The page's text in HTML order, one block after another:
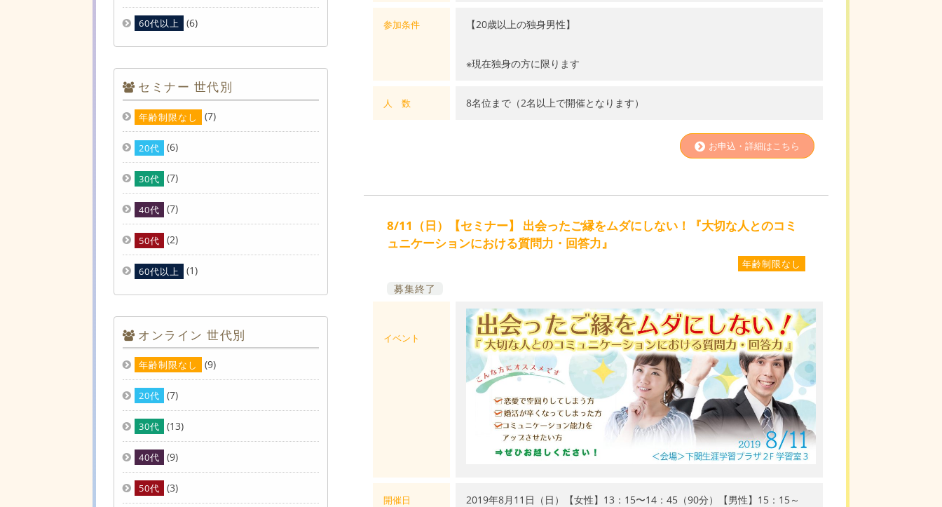
参加条件 【20歳以上の独身男性】
※現在独身の方に限ります
人 数 8名位まで（2名以上で開催となります）
お申込・詳細はこちら
8/11（日）【セミナー】 出会ったご縁をムダにしない！『大切な人とのコミ
ュニケーションにおける質問力・回答力』
年齢制限なし
募集終了
イベント
開催日
2019年8月11日（日）【女性】13：15〜14：45（90分）【男性】15：15～
60代以上 (6)
セミナー 世代別
年齢制限なし (7)
20代 (6)
30代 (7)
40代 (7)
50代 (2)
60代以上 (1)
オンライン 世代別
年齢制限なし (9)
20代 (7)
30代 (13)
40代 (9)
50代 (3)